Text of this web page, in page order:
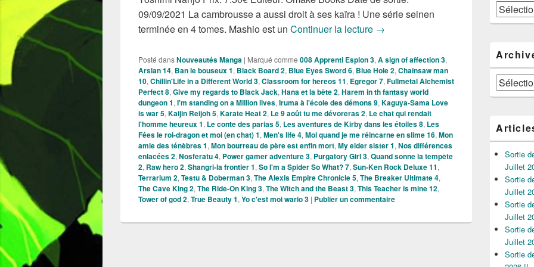
09/09/2021 La cambrousse a aussi droit à ses kaïra ! Une série seinen
terminée en 4 tomes. Mashio est un Continuer la lecture Nouveautés Mangas de la semaine
→
Posté dansNouveautés Manga | Marqué comme 008 Apprenti Espion 3, A sign of affection 3,
Arslan 14, Ban le bouseux 1, Black Board 2, Blue Eyes Sword 6, Blue Hole 2, Chainsaw man
10, Chillin'Life in a Different World 3, Classroom for hereos 11, Egregor 7, Fullmetal Alchemist
Perfect 8, Give my regards to Black Jack, Hana et la bête 2, Harem in th fantasy world
dungeon 1, I'm standing on a Million lives, Iruma à l'école des démons 9, Kaguya-Sama Love
is war 5, Kaijin Reijoh 5, Karate Heat 2, Le 9 août tu me dévoreras 2, Le chat qui rendait
l'homme heureux 1, Le conte des parias 5, Les aventures de Kirby dans les étoiles 8, Les
Fées le roi-dragon et moi (en chat) 1, Men's life 4, Moi quand je me réincarne en slime 16, Mon
amie des ténèbres 1, Mon bourreau de père est enfin mort, My elder sister 1, Nos différences
enlacées 2, Nosferatu 4, Power gamer adventure 3, Purgatory Girl 3, Quand sonne la tempête
2, Raw hero 2, Shangri-la frontier 1, So I'm a Spider So What? 7, Sun-Ken Rock Deluxe 11,
Terrarium 2, Testu & Doberman 3, The Alexis Empire Chronicle 5, The Breaker Ultimate 4,
The Cave King 2, The Ride-On King 3, The Witch and the Beast 3, This Teacher is mine 12,
Tower of god 2, True Beauty 1, Yo c'est moi wario 3 | Publier un commentaire
Catégories
Archives
Sortie
Juillet
Sortie
Juillet
Sortie
Juillet
Sortie
Juillet
Sortie